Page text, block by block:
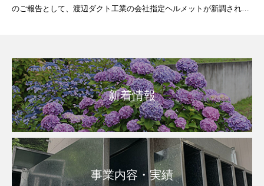
のご報告として、渡辺ダクト工業の会社指定ヘルメットが新調される
新着情報
事業内容・実績